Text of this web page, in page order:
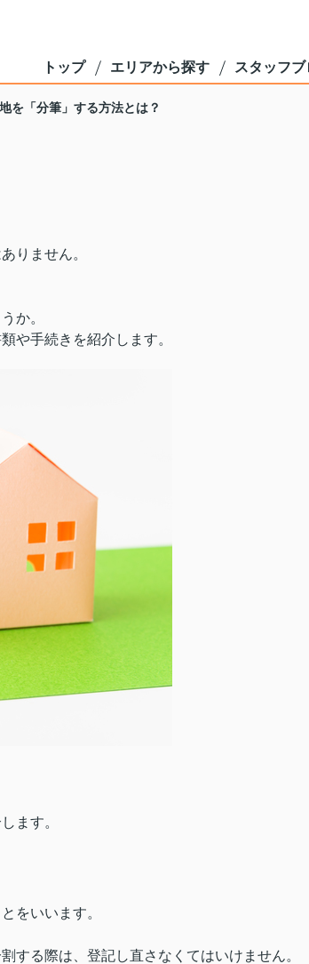
トップ エリアから探す スタッフブ
を「分筆」する方法とは？
りません。
か。
や手続きを紹介します。
ます。
をいいます。
する際は、登記し直さなくてはいけません。